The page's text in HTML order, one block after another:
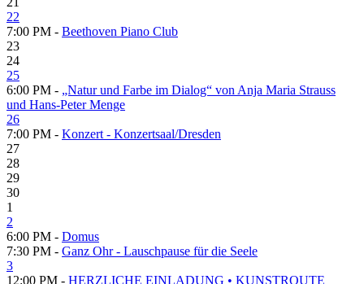
22
7:00 PM - Beethoven Piano Club
23
24
25
6:00 PM - „Natur und Farbe im Dialog“ von Anja Maria Strauss
und Hans-Peter Menge
26
7:00 PM - Konzert - Konzertsaal/Dresden
27
28
29
30
1
2
6:00 PM - Domus
7:30 PM - Ganz Ohr - Lauschpause für die Seele
3
12:00 PM - HERZLICHE EINLADUNG • KUNSTROUTE